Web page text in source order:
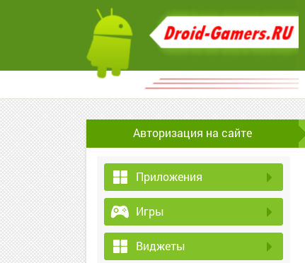
Авторизация на сайте
Приложения
Игры
Виджеты